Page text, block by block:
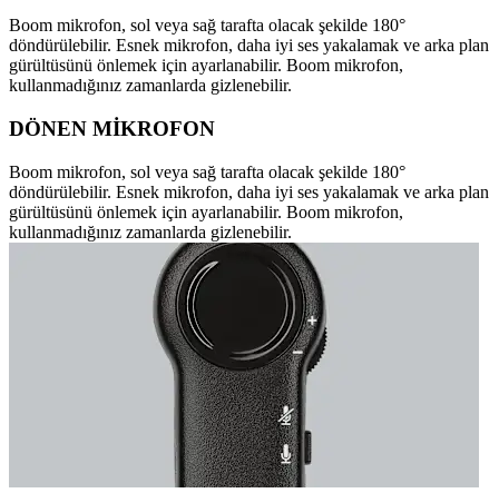
Boom mikrofon, sol veya sağ tarafta olacak şekilde 180°
döndürülebilir. Esnek mikrofon, daha iyi ses yakalamak ve arka plan
gürültüsünü önlemek için ayarlanabilir. Boom mikrofon,
kullanmadığınız zamanlarda gizlenebilir.
DÖNEN MİKROFON
Boom mikrofon, sol veya sağ tarafta olacak şekilde 180°
döndürülebilir. Esnek mikrofon, daha iyi ses yakalamak ve arka plan
gürültüsünü önlemek için ayarlanabilir. Boom mikrofon,
kullanmadığınız zamanlarda gizlenebilir.